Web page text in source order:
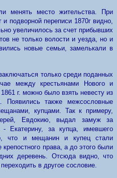
менять место жительства. При
и подворной переписи 1870г видно,
увеличилось за счет прибывших
не только волости и уезда, но и
новые семьи, замелькали в
только среди поданных
между крестьянами Нового и
г. можно было взять невесту из
Появились также межсословные
купцами. Так к примеру,
Евдокию, выдал замуж за
Екатерину, за купца, имевшего
что и мещанин и купец стали
права, а до этого были
деревень. Отсюда видно, что
в другое сословие.